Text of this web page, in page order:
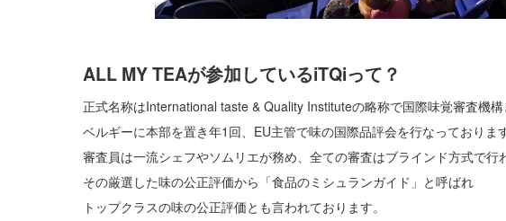
ALL MY TEAが参加しているiTQiって？
正式名称はInternational taste & Quality Instituteの略称で国際味覚審査機
ベルギーに本部を置き年1回、EU主管で味の国際品評会を行なっております
審査員は一流シェフやソムリエが務め、全ての審査はブラインド方式で行
その厳選した味の公正評価から「食品のミシュランガイド」と呼ばれ
トップクラスの味の公正評価とも言われております。